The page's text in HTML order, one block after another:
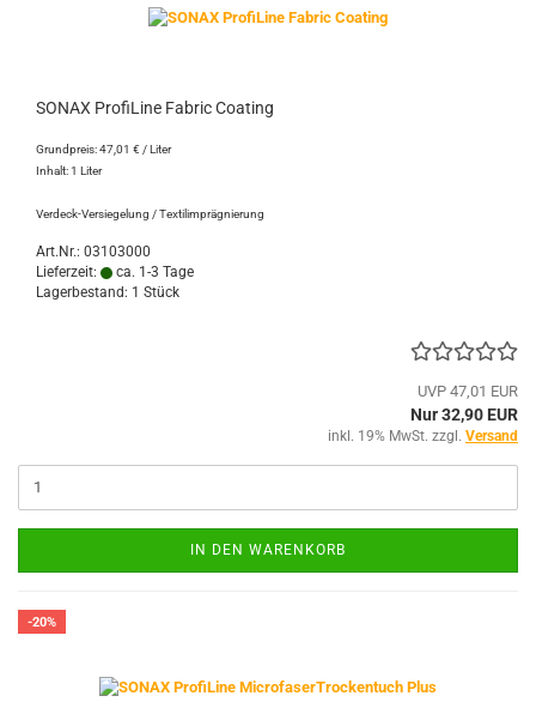
SONAX ProfiLine Fabric Coating
Grundpreis: 47,01 € / Liter
Inhalt: 1 Liter
Verdeck-Versiegelung / Textilimprägnierung
Art.Nr.: 03103000
Lieferzeit:
ca. 1-3 Tage
Lagerbestand: 1 Stück
UVP 47,01 EUR
Nur 32,90 EUR
inkl. 19% MwSt. zzgl. Versand
IN DEN WARENKORB
-20%